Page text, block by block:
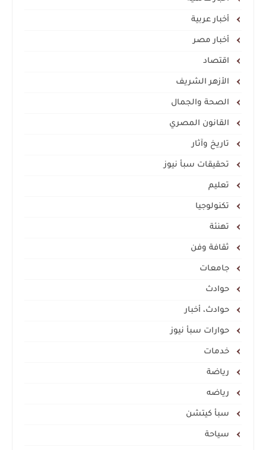
أخبار عربية
أخبار مصر
اقتصاد
الأزهر الشريف
الصحة والجمال
القانون المصري
تاريخ وآثار
تحقيقات سبأ نيوز
تعليم
تكنولوجيا
تهنئة
ثقافة وفن
جامعات
حوادث
حوادث، أخبار
حوارات سبأ نيوز
خدمات
رياضة
رياضه
سبأ كيتشن
سياحة